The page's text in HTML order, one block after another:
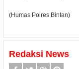
(Humas Polres Bintan)
Redaksi News